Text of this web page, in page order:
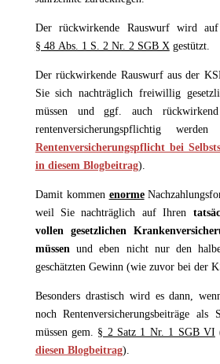
Der rückwirkende Rauswurf wird auf
§ 48 Abs. 1 S. 2 Nr. 2 SGB Xgestützt.
Der rückwirkende Rauswurf aus der
Sie sich nachträglich freiwillig
müssen und ggf. auch rückwirkend
rentenversicherungspflichtig
Rentenversicherungspflicht bei
in diesem Blogbeitrag).
Damit kommen enorme
weil Sie nachträglich auf Ihren
vollen gesetzlichen
müssenund eben nicht nur den
geschätzten Gewinn (wie zuvor bei der
Besonders drastisch wird es dann,
noch Rentenversicherungsbeiträge als
müssen gem. § 2 Satz 1 Nr. 1 SGB VI
diesen Blogbeitrag).